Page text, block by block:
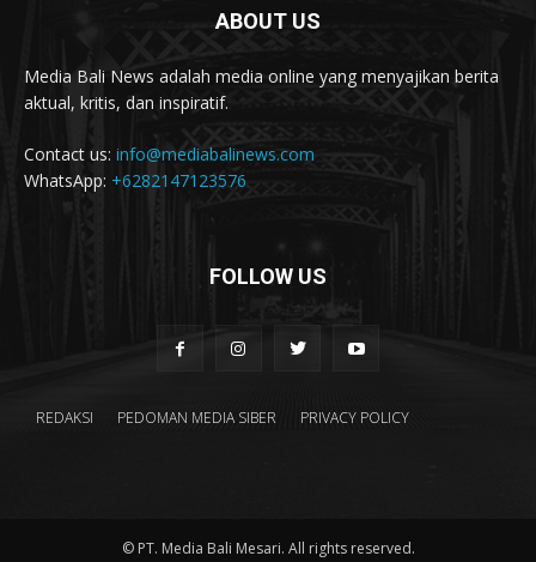
ABOUT US
Media Bali News adalah media online yang menyajikan berita
aktual, kritis, dan inspiratif.
Contact us: info@mediabalinews.com
WhatsApp: +6282147123576
FOLLOW US
REDAKSI PEDOMAN MEDIA SIBER PRIVACY POLICY
© PT. Media Bali Mesari. All rights reserved.